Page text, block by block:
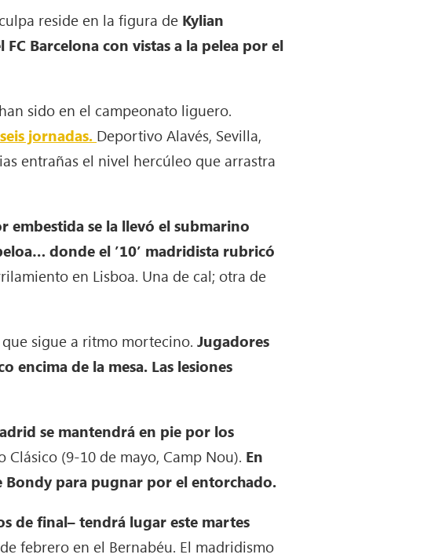
reside en la figura de Kylian
Barcelona con vistas a la pelea por el
sido en el campeonato liguero.
jornadas. Deportivo Alavés, Sevilla,
entrañas el nivel hercúleo que arrastra
embestida se la llevó el submarino
donde el ’10’ madridista rubricó
en Lisboa. Una de cal; otra de
sigue a ritmo mortecino.Jugadores
de la mesa. Las lesiones
se mantendrá en pie por los
(9-10 de mayo, Camp Nou). En
Bondy para pugnar por el entorchado.
de final– tendrá lugar este martes
febrero en el Bernabéu. El madridismo